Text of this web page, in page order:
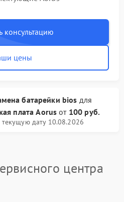
консультацию
цены
батарейки bios для
плата Aorusот 100 руб.
текущую дату 10.08.2026
центра